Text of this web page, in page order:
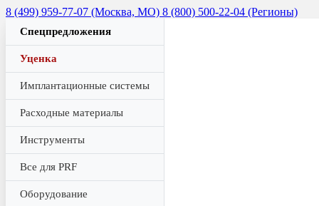
8 (499) 959-77-07 (Москва, МО) 8 (800) 500-22-04 (Регионы)
Спецпредложения
Уценка
Имплантационные системы
Расходные материалы
Инструменты
Все для PRF
Оборудование